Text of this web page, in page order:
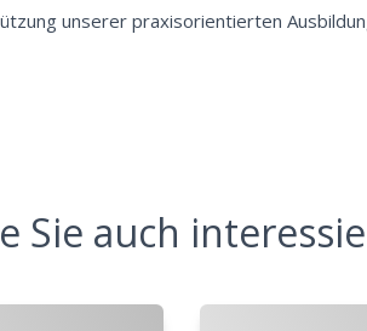
unserer praxisorientierten
Sie auch